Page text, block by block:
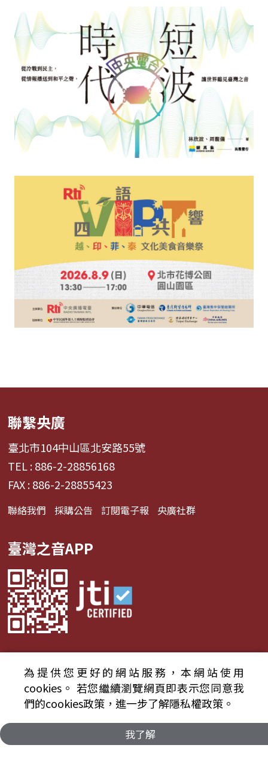
聯繫央廣
臺北市104中山區北安路55號
TEL : 886-2-28856168
FAX : 886-2-28855423
聯絡我們 採購公告 訂閱電子報 央廣社群
臺灣之音APP
© 2024財團法人中央廣播電臺 版權所有
資通安全政策聲明
服務條款 隱私權條款
為提供您更好的網站服務，本網站使用
cookies。 若您繼續瀏覽網頁即表示您同意我
們的cookies政策，進一步了解隱私權政策。
我了解